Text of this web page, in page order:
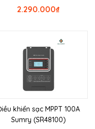
₫
2.290.000
khiển sạc MPPT 100A
Sumry (SR48100)